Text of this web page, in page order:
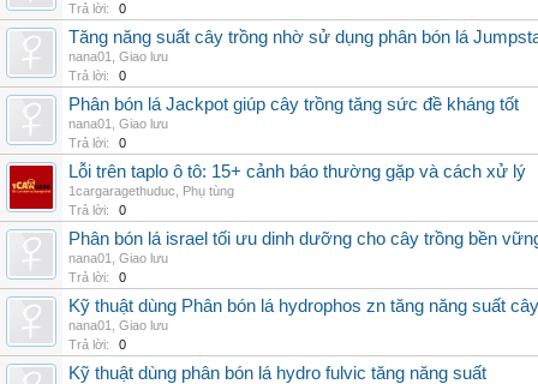
Trả lời:
0
Tăng năng suất cây trồng nhờ sử dụng phân bón lá
nana01
Giao lưu
Trả lời:
0
Phân bón lá Jackpot giúp cây trồng tăng sức đề kháng tốt
nana01
Giao lưu
Trả lời:
0
Lỗi trên taplo ô tô: 15+ cảnh báo thường gặp và cách xử lý
1cargaragethuduc
Phụ tùng
Trả lời:
0
Phân bón lá israel tối ưu dinh dưỡng cho cây trồng bền
nana01
Giao lưu
Trả lời:
0
Kỹ thuật dùng Phân bón lá hydrophos zn tăng năng suất cây
nana01
Giao lưu
Trả lời:
0
Kỹ thuật dùng phân bón lá hydro fulvic tăng năng suất